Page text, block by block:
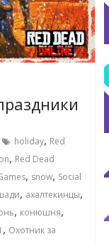
holiday, Red
, Red Dead
, snow, Social
, ахалтекинцы,
, конюшня,
, Охотник за